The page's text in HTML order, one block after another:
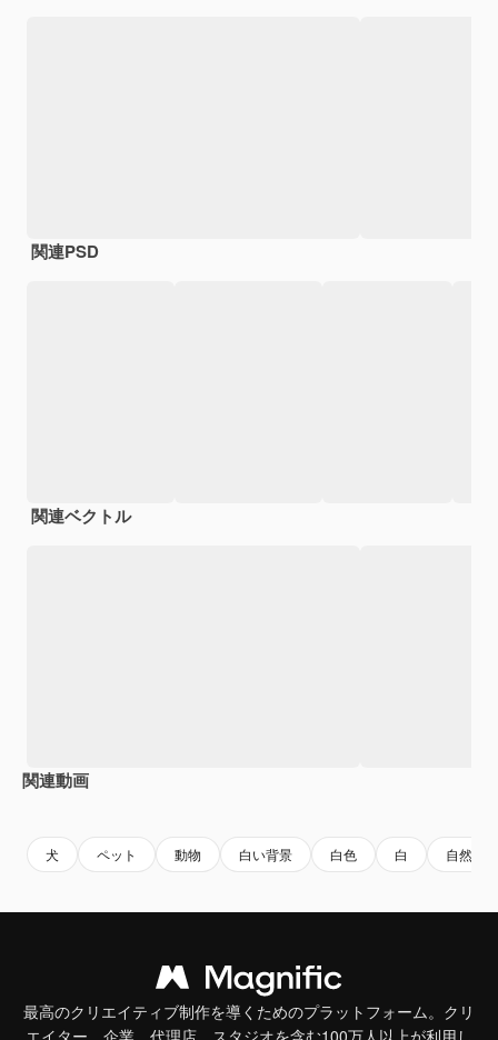
関連PSD
関連ベクトル
関連動画
犬 ペット 動物 白い背景 白色 白 自然の
最高のクリエイティブ制作を導くためのプラットフォーム。クリ
エイター、企業、代理店、スタジオを含む100万人以上が利用し